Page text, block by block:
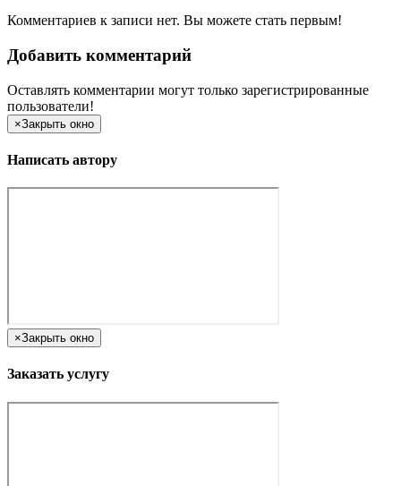
Комментариев к записи нет. Вы можете стать первым!
Добавить комментарий
Оставлять комментарии могут только зарегистрированные
пользователи!
×Закрыть окно
Написать автору
×Закрыть окно
Заказать услугу